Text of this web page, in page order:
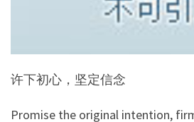
许下初心，坚定信念
Promise the original intention,